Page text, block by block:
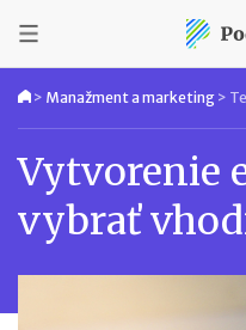
> Manažment a marketing >
Vytvorenie
vybrať